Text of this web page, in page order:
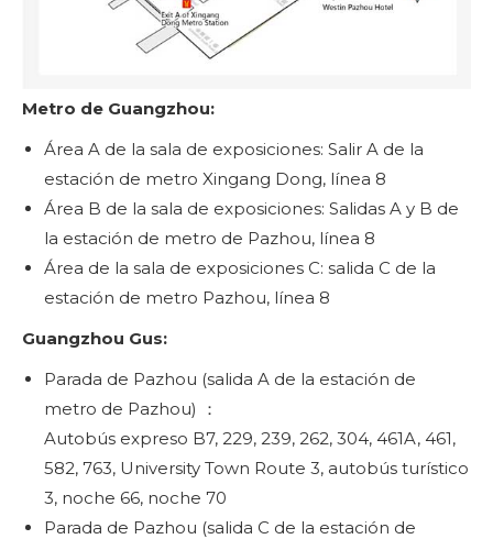
Metro de Guangzhou:
Área A de la sala de exposiciones: Salir A de la
estación de metro Xingang Dong, línea 8
Área B de la sala de exposiciones: Salidas A y B de
la estación de metro de Pazhou, línea 8
Área de la sala de exposiciones C: salida C de la
estación de metro Pazhou, línea 8
Guangzhou Gus:
Parada de Pazhou (salida A de la estación de
metro de Pazhou) ：
Autobús expreso B7, 229, 239, 262, 304, 461A, 461,
582, 763, University Town Route 3, autobús turístico
3, noche 66, noche 70
Parada de Pazhou (salida C de la estación de